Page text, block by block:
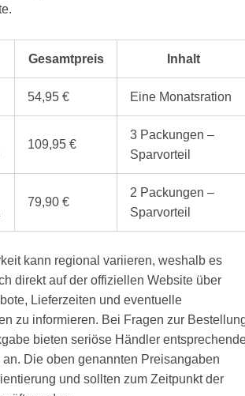
Gesamtpreis Inhalt
54,95 € Eine Monatsration
109,95 €
3 Packungen –
Sparvorteil
79,90 €
2 Packungen –
Sparvorteil
kann regional variieren, weshalb es
direkt auf der offiziellen Website über
Lieferzeiten und eventuelle
zu informieren. Bei Fragen zur
bieten seriöse Händler
an. Die oben genannten Preisangaben
und sollten zum Zeitpunkt der